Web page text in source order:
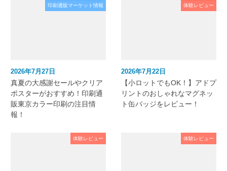
印刷通販マーケット情報
2026年7月27日
真夏の大感謝セールやクリア
ポスターがおすすめ！印刷通
販東京カラー印刷の注目情
報！
体験レビュー
2026年7月22日
【小ロットでもOK！】アドプ
リントのおしゃれなマグネッ
ト缶バッジをレビュー！
体験レビュー 体験レビュー